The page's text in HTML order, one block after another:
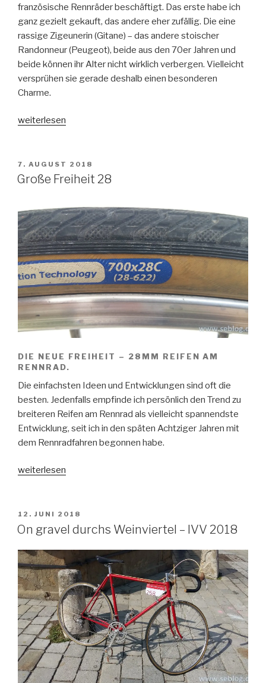
französische Rennräder beschäftigt. Das erste habe ich
ganz gezielt gekauft, das andere eher zufällig. Die eine
rassige Zigeunerin (Gitane) – das andere stoischer
Randonneur (Peugeot), beide aus den 70er Jahren und
beide können ihr Alter nicht wirklich verbergen. Vielleicht
versprühen sie gerade deshalb einen besonderen
Charme.
„Velos
–
Französische
weiterlesen
VERÖFFENTLICHT
AM
7. AUGUST 2018
Große Freiheit 28
DIE NEUE FREIHEIT – 28MM REIFEN AM
RENNRAD.
Die einfachsten Ideen und Entwicklungen sind oft die
besten. Jedenfalls empfinde ich persönlich den Trend zu
breiteren Reifen am Rennrad als vielleicht spannendste
Entwicklung, seit ich in den späten Achtziger Jahren mit
dem Rennradfahren begonnen habe.
„Große
weiterlesen
VERÖFFENTLICHT
AM
12. JUNI 2018
On gravel durchs Weinviertel – IVV 2018